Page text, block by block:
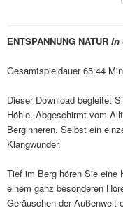
ENTSPANNUNG NATUR In
Gesamtspieldauer 65:44
Dieser Download begleitet
Höhle. Abgeschirmt vom
Berginneren. Selbst ein
Klangwunder.
Tief im Berg hören Sie eine
einem ganz besonderen
Geräuschen der Außenwelt